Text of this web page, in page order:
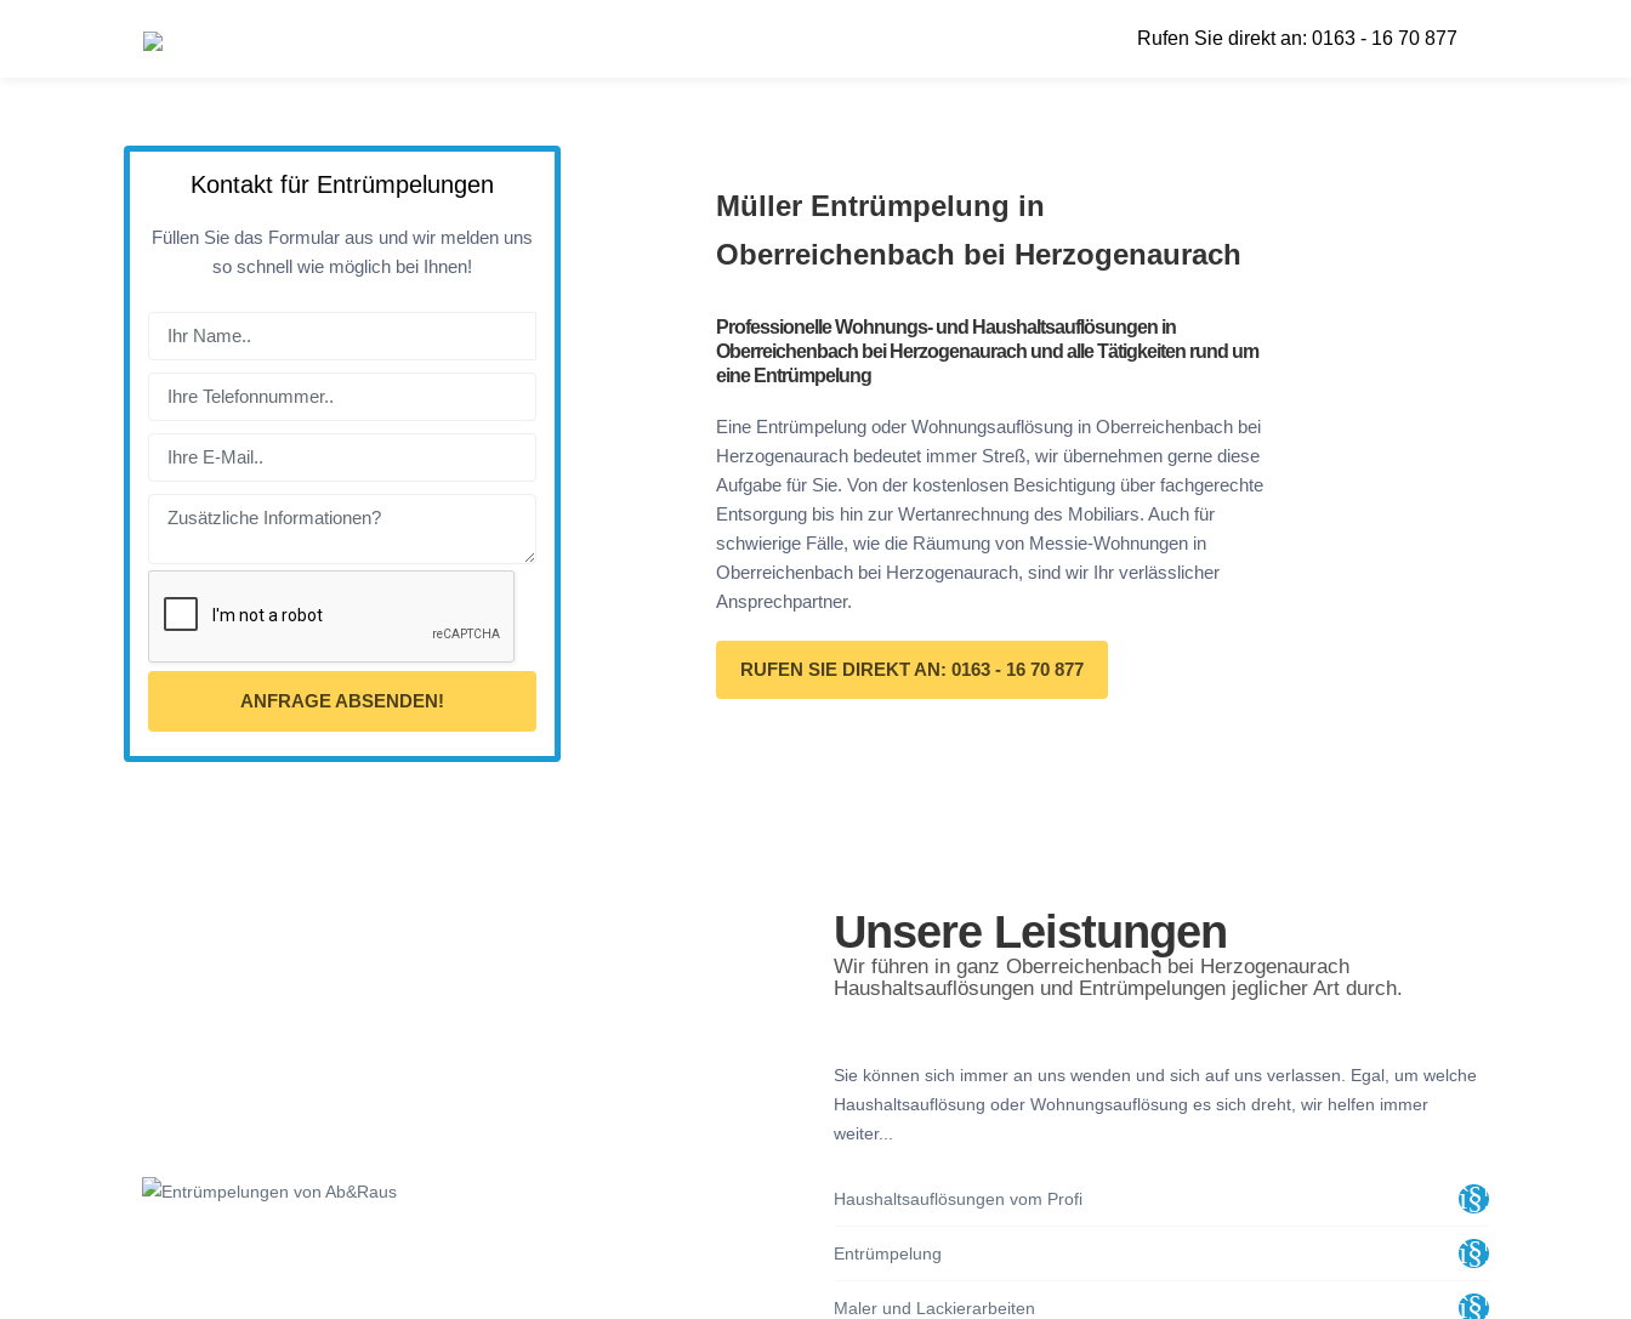
Rufen Sie direkt an: 0163 - 16 70 877
Kontakt für Entrümpelungen
Füllen Sie das Formular aus und wir melden uns
so schnell wie möglich bei Ihnen!
ANFRAGE ABSENDEN!
Müller Entrümpelung in
Oberreichenbach bei Herzogenaurach
Professionelle Wohnungs- und Haushaltsauflösungen in
Oberreichenbach bei Herzogenaurach und alle Tätigkeiten rund um
eine Entrümpelung
Eine Entrümpelung oder Wohnungsauflösung in Oberreichenbach bei
Herzogenaurach bedeutet immer Streß, wir übernehmen gerne diese
Aufgabe für Sie. Von der kostenlosen Besichtigung über fachgerechte
Entsorgung bis hin zur Wertanrechnung des Mobiliars. Auch für
schwierige Fälle, wie die Räumung von Messie-Wohnungen in
Oberreichenbach bei Herzogenaurach, sind wir Ihr verlässlicher
Ansprechpartner.
RUFEN SIE DIREKT AN: 0163 - 16 70 877
Unsere Leistungen
Wir führen in ganz Oberreichenbach bei Herzogenaurach
Haushaltsauflösungen und Entrümpelungen jeglicher Art durch.
Sie können sich immer an uns wenden und sich auf uns verlassen. Egal, um welche
Haushaltsauflösung oder Wohnungsauflösung es sich dreht, wir helfen immer
weiter...
Haushaltsauflösungen vom Profi
Entrümpelung
Maler und Lackierarbeiten